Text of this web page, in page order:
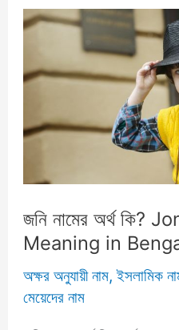
কি?
Zakir
Name
Meaning
জনি নামের অর্থ কি?
Meaning in
অক্ষর অনুযায়ী নাম,ইসলামিক
মেয়েদের নাম